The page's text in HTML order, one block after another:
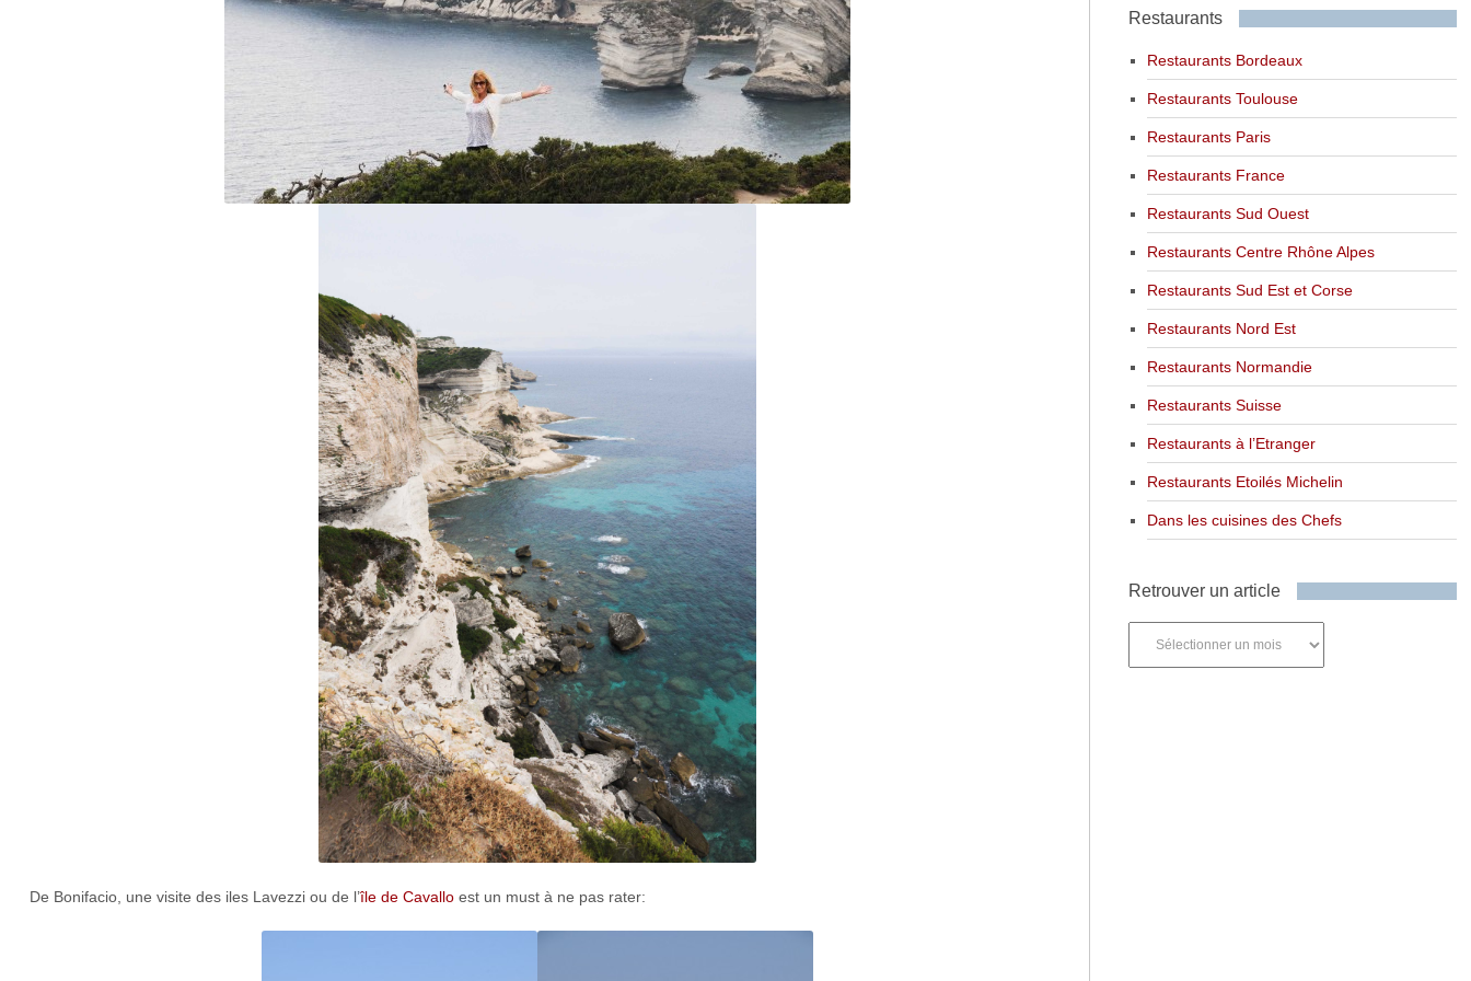
De Bonifacio, une visite des iles Lavezzi ou de l’île de Cavalloest un must à ne pas rater:
Restaurants
Restaurants Bordeaux
Restaurants Toulouse
Restaurants Paris
Restaurants France
Restaurants Sud Ouest
Restaurants Centre Rhône Alpes
Restaurants Sud Est et Corse
Restaurants Nord Est
Restaurants Normandie
Restaurants Suisse
Restaurants à l’Etranger
Restaurants Etoilés Michelin
Dans les cuisines des Chefs
Retrouver un article